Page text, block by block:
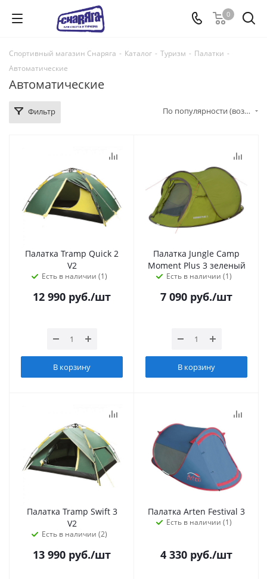
0
Спортивный магазин Снаряга - Каталог - Туризм - Палатки -
Автоматические
Автоматические
Фильтр По популярности (возрастание)
Палатка Tramp Quick 2
V2
Есть в наличии (1)
12 990 руб./шт
В корзину
Палатка Jungle Camp
Moment Plus 3 зеленый
Есть в наличии (1)
7 090 руб./шт
В корзину
Палатка Tramp Swift 3
V2
Есть в наличии (2)
13 990 руб./шт
Палатка Arten Festival 3
Есть в наличии (1)
4 330 руб./шт